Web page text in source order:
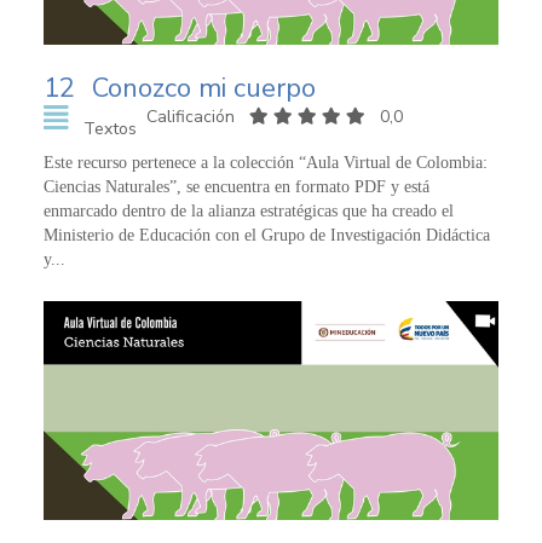
12 Conozco mi cuerpo
Textos
Calificación 0,0
Este recurso pertenece a la colección “Aula Virtual de Colombia:
Ciencias Naturales”, se encuentra en formato PDF y está
enmarcado dentro de la alianza estratégicas que ha creado el
Ministerio de Educación con el Grupo de Investigación Didáctica
y...